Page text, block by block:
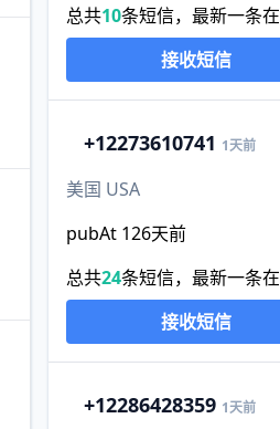
总共10条短信，最新一条在
接收短信
+12273610741 1天前
美国 USA
pubAt 126天前
总共24条短信，最新一条在
接收短信
+12286428359 1天前